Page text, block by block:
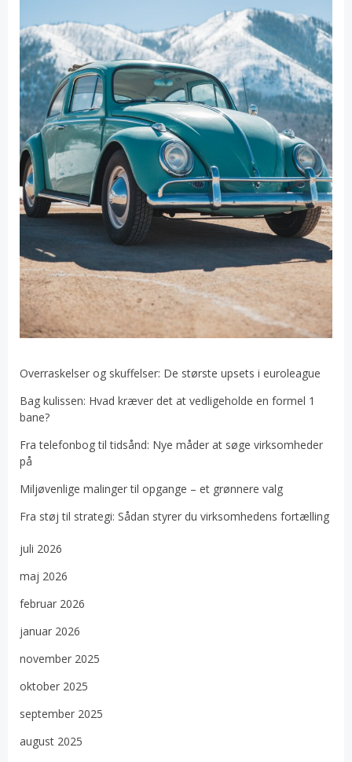
Overraskelser og skuffelser: De største upsets i euroleague
Bag kulissen: Hvad kræver det at vedligeholde en formel 1
bane?
Fra telefonbog til tidsånd: Nye måder at søge virksomheder
på
Miljøvenlige malinger til opgange – et grønnere valg
Fra støj til strategi: Sådan styrer du virksomhedens fortælling
juli 2026
maj 2026
februar 2026
januar 2026
november 2025
oktober 2025
september 2025
august 2025